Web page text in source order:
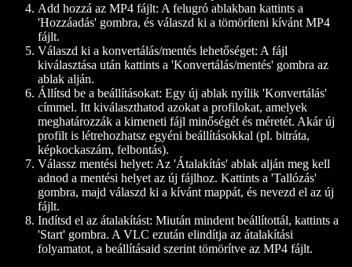
Add hozzá az MP4 fájlt: A felugró ablakban kattints a
'Hozzáadás' gombra, és válaszd ki a tömöríteni kívánt MP4
fájlt.
Válaszd ki a konvertálás/mentés lehetőséget: A fájl
kiválasztása után kattints a 'Konvertálás/mentés' gombra az
ablak alján.
Állítsd be a beállításokat: Egy új ablak nyílik 'Konvertálás'
címmel. Itt kiválaszthatod azokat a profilokat, amelyek
meghatározzák a kimeneti fájl minőségét és méretét. Akár új
profilt is létrehozhatsz egyéni beállításokkal (pl. bitráta,
képkockaszám, felbontás).
Válassz mentési helyet: Az 'Átalakítás' ablak alján meg kell
adnod a mentési helyet az új fájlhoz. Kattints a 'Tallózás'
gombra, majd válaszd ki a kívánt mappát, és nevezd el az új
fájlt.
Indítsd el az átalakítást: Miután mindent beállítottál, kattints a
'Start' gombra. A VLC ezután elindítja az átalakítási
folyamatot, a beállításaid szerint tömörítve az MP4 fájlt.